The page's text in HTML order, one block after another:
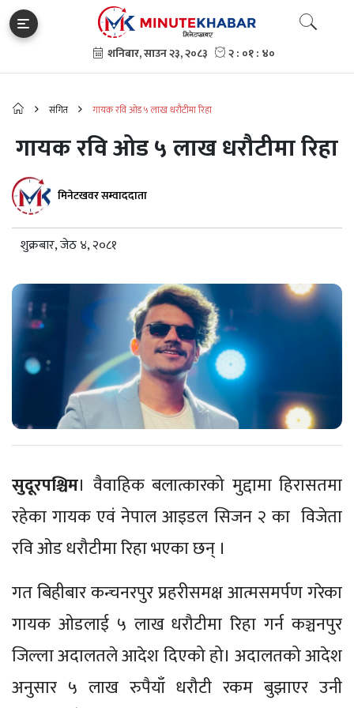
संगित गायक रवि ओड ५ लाख धरौटीमा रिहा
गायक रवि ओड ५ लाख धरौटीमा रिहा
मिनेटखवर सम्वाददाता
शुक्रबार, जेठ ४, २०८१
सुदूरपश्चिम। वैवाहिक बलात्कारको मुद्दामा हिरासतमा
रहेका गायक एवं नेपाल आइडल सिजन २ का विजेता
रवि ओड धरौटीमा रिहा भएका छन् ।
गत बिहीबार कन्चनरपुर प्रहरीसमक्ष आत्मसमर्पण गरेका
गायक ओडलाई ५ लाख धरौटीमा रिहा गर्न कञ्चनपुर
जिल्ला अदालतले आदेश दिएको हो। अदालतको आदेश
अनुसार ५ लाख रुपैयाँ धरौटी रकम बुझाएर उनी